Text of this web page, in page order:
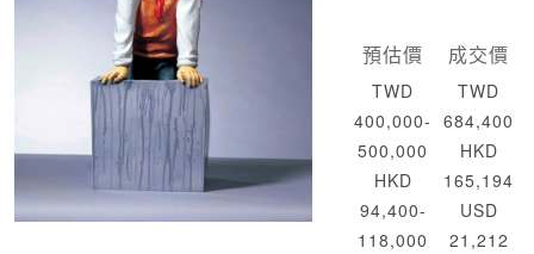
預估價
TWD
400,000-
500,000
HKD
94,400-
118,000
成交價
TWD
684,400
HKD
165,194
USD
21,212